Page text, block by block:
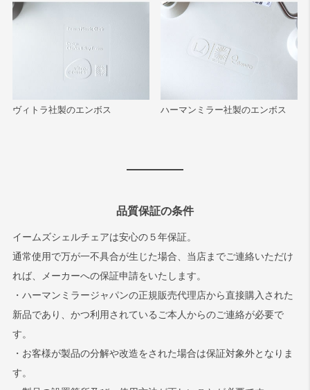
ヴィトラ社製のエンボス ハーマンミラー社製のエンボス
品質保証の条件
イームズシェルチェアは安心の５年保証。
通常使用で万が一不具合が生じた場合、当店までご連絡いただけ
れば、メーカーへの保証申請をいたします。
・ハーマンミラージャパンの正規販売代理店から直接購入された
新品であり、かつ利用されているご本人からのご連絡が必要で
す。
・お客様が製品の分解や改造をされた場合は保証対象外となりま
す。